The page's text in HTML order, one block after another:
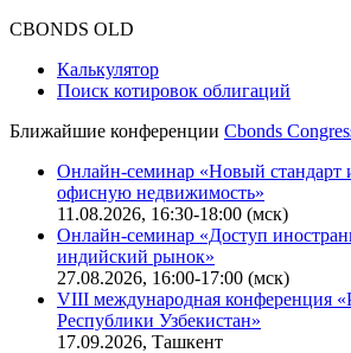
CBONDS OLD
Калькулятор
Поиск котировок облигаций
Ближайшие конференции Cbonds
Онлайн-семинар «Новый стандарт
офисную недвижимость»
11.08.2026, 16:30-18:00 (мск)
Онлайн-семинар «Доступ
индийский рынок»
27.08.2026, 16:00-17:00 (мск)
VIII международная конференция
Республики Узбекистан»
17.09.2026, Ташкент